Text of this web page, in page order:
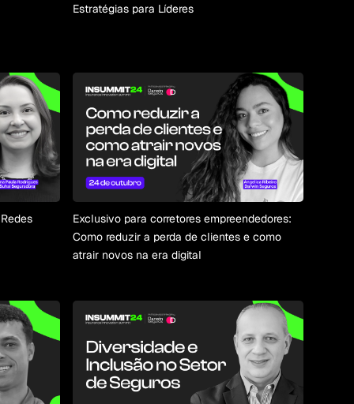
Estratégias para Líderes
Exclusivo para corretores empreendedores:
Como reduzir a perda de clientes e como
atrair novos na era digital